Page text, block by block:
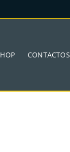
CONTACTOS